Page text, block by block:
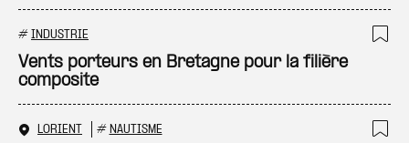
# INDUSTRIE
Vents porteurs en Bretagne pour la filière
composite
LORIENT # NAUTISME